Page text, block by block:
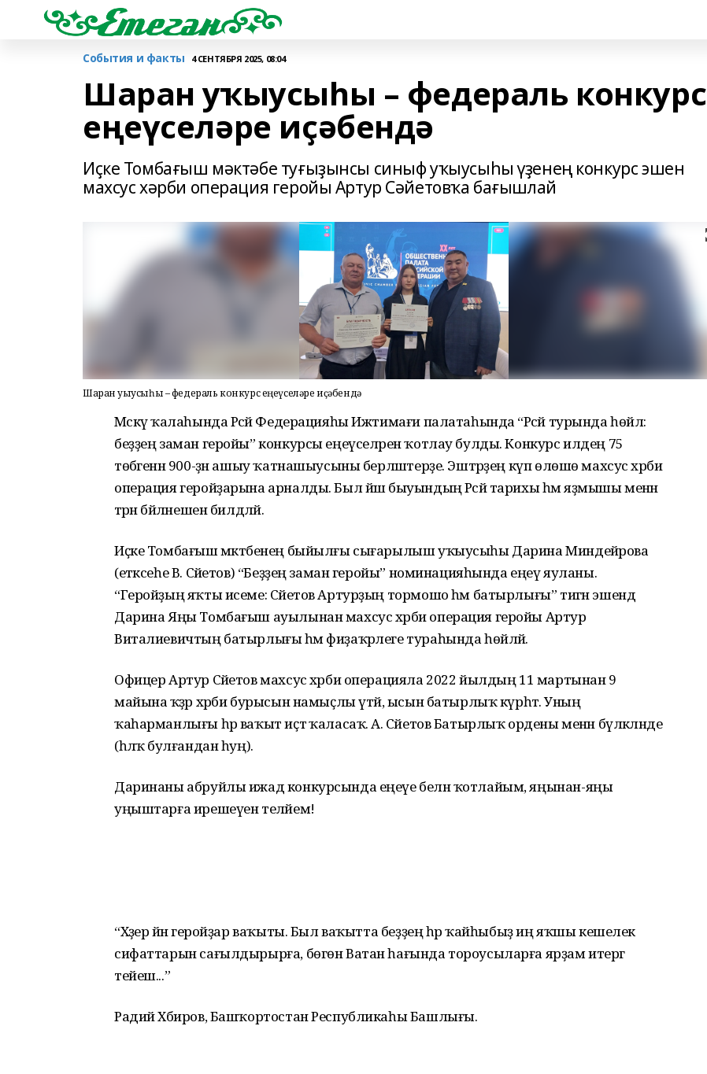
События и факты 4 СЕНТЯБРЯ 2025, 08:04
Шаран уҡыусыһы – федераль конкурс
еңеүселәре иҫәбендә
Иҫке Томбағыш мәктәбе туғыҙынсы синыф уҡыусыһы үҙенең конкурс эшен
махсус хәрби операция геройы Артур Сәйетовҡа бағышлай
Шаран уҡыусыһы – федераль конкурс еңеүселәре иҫәбендә
Мәскәү ҡалаһында Рәсәй Федерацияһы Ижтимағи палатаһында “Рәсәй турында һөйлә:
беҙҙең заман геройы” конкурсы еңеүселәрен ҡотлау булды. Конкурс илдең 75
төбәгенән 900-ҙән ашыу ҡатнашыусыны берләштерҙе. Эштәрҙең күп өлөшө махсус хәрби
операция геройҙарына арналды. Был йәш быуындың Рәсәй тарихы һәм яҙмышы менән
тәрән бәйләнешен билдәләй.
Иҫке Томбағыш мәктәбенең быйылғы сығарылыш уҡыусыһы Дарина Миндейәрова
(етәксеһе В. Сәйетов) “Беҙҙең заман геройы” номинацияһында еңеү яуланы.
“Геройҙың яҡты исеме: Сәйетов Артурҙың тормошо һәм батырлығы” тигән эшендә
Дарина Яңы Томбағыш ауылынан махсус хәрби операция геройы Артур
Виталиевичтың батырлығы һәм фиҙаҡәрлеге тураһында һөйләй.
Офицер Артур Сәйетов махсус хәрби операцияла 2022 йылдың 11 мартынан 9
майына ҡәҙәр хәрби бурысын намыҫлы үтәй, ысын батырлыҡ күрһәтә. Уның
ҡаһарманлығы һәр ваҡыт иҫтә ҡаласаҡ. А. Сәйетов Батырлыҡ ордены менән бүләкләнде
(һәләҡ булғандан һуң).
Даринаны абруйлы ижад конкурсында еңеүе белән ҡотлайым, яңынан-яңы
уңыштарға ирешеүен теләйем!
“Хәҙер йәнә геройҙар ваҡыты. Был ваҡытта беҙҙең һәр ҡайһыбыҙ иң яҡшы кешелек
сифаттарын сағылдырырға, бөгөн Ватан һағында тороусыларға ярҙам итергә
тейеш...”
Радий Хәбиров, Башҡортостан Республикаһы Башлығы.